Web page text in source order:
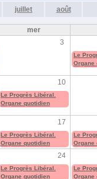
juillet août
mer
3
Le
Organe
10
Le Progrès Libéral.
Organe quotidien
17
Le Progrès Libéral.
Organe quotidien
Le
Organe
24
Le Progrès Libéral.
Organe quotidien
Le
Organe